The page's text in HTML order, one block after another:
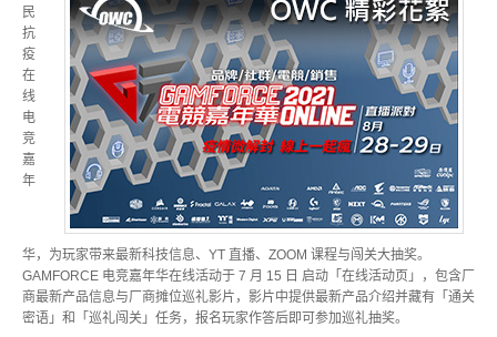
相关报导
获奖讯息
名人推荐
民
抗
疫
在
线
电
竞
嘉
年
华，为玩家带来最新科技信息、YT 直播、ZOOM 课程与闯关大抽奖。
GAMFORCE 电竞嘉年华在线活动于 7 月 15 日 启动「在线活动页」，包含厂
商最新产品信息与厂商摊位巡礼影片，影片中提供最新产品介绍并藏有「通关
密语」和「巡礼闯关」任务，报名玩家作答后即可参加巡礼抽奖。